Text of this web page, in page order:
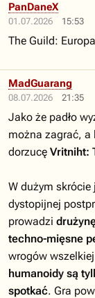
01.07.2026 15:53
PanDaneX
The Guild:
08.07.2026 21:35
MadGuarang
Jako że padło
można zagrać, a
dorzucę Vritniht:
W dużym
dystopijnej
prowadzi
techno-mięsne
wrogów
humanoidy są
spotkać. Gra